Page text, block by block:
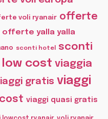
voli ryanair offerte
offerte yalla yalla
sconti hotel
sconti
low cost viaggia
gratis viaggi
viaggi quasi gratis